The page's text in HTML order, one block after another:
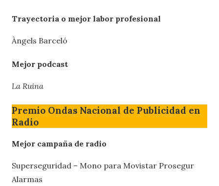
Trayectoria o mejor labor profesional
Àngels Barceló
Mejor podcast
La Ruina
Premio Ondas Nacional de Publicidad en
Radio
Mejor campaña de radio
Superseguridad – Mono para Movistar Prosegur
Alarmas